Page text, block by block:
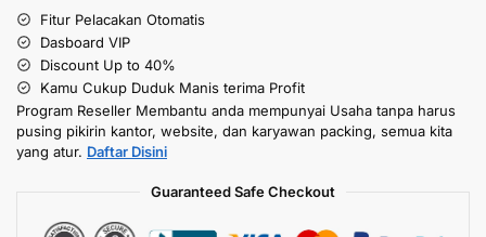
Fitur Pelacakan Otomatis
Dasboard VIP
Discount Up to 40%
Kamu Cukup Duduk Manis terima Profit
Program Reseller Membantu anda mempunyai Usaha tanpa harus
pusing pikirin kantor, website, dan karyawan packing, semua kita
yang atur. Daftar Disini
Guaranteed Safe Checkout